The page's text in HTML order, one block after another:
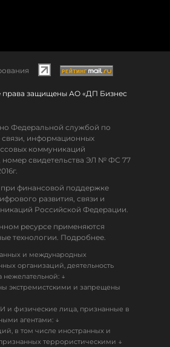
права защищены АО «ДП Бизнес
Федеральной службой по
связи, информационных
коммуникаций
номер свидетельства ЭЛ № ФС 77
финансовой поддержке
развития, связи и
Российской Федерации.
ресурсе применяются
технологии. Подробнее.
и международных
организаций, деятельность
нежелательной: ↓
экстремистскими и запрещены
и физические лица, признанные в
агентами: ↓
в том числе иностранных и
террористическими ↓